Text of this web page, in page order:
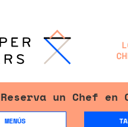
Reserva un Chef en
MENÚS